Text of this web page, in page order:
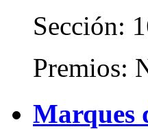
Sección:
Premios:
Marques